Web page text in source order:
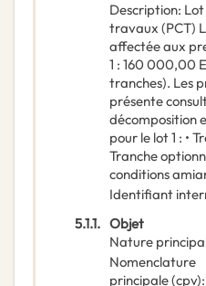
Description:
travaux (PCT)
affectée aux
1 : 160 000,00
tranches). Les
présente
décomposition
pour le lot 1 : •
Tranche
conditions
Identifiant
5.1.1. Objet
Nature
Nomenclature
principale(cpv):